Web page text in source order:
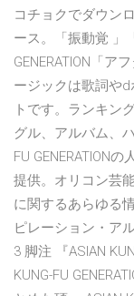
コチョクでダウン
ース。「振動覚 」
GENERATION「ア
ージックは歌詞や
トです。ランキン
グル、アルバム、
FU GENERATION
提供。オリコン芸能
に関するあらゆる
ピレーション・ア
3 脚注 『ASIAN
KUNG-FU